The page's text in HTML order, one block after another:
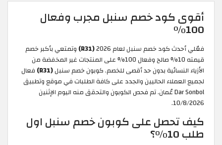
أقوى كود خصم سنبل مجرب وفعال
100%
فعّلي أحدث كود خصم سنبل لعام 2026 (R31)
وتمتعي بأكبر خصم
قيمته 10% صالح وفعال 100% على المنتجات غير المخفضة من
الأزياء النسائية بدون حد أقصى للخصم. كوبون خصم سنبل(R31)
فعال
لجميع العملاء الحاليين والجدد على كافة الطلبات في موقع وتطبيق
Dar Sonbol عُمان. تم فحص الكوبون والتحقق منه اليوم الإثنين
10/8/2026.
كيف تحصل على كوبون خصم سنبل اول
طلب 10%؟